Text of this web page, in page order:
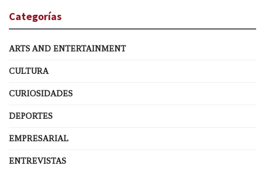
Categorías
ARTS AND ENTERTAINMENT
CULTURA
CURIOSIDADES
DEPORTES
EMPRESARIAL
ENTREVISTAS